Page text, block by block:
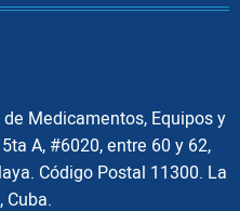
Medicamentos, Equipos y
A, #6020, entre 60 y 62,
Código Postal 11300. La
Cuba.